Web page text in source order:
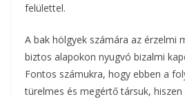
felülettel.
A bak hölgyek számára az érzelmi
biztos alapokon nyugvó bizalmi
Fontos számukra, hogy ebben a
türelmes és megértő társuk,